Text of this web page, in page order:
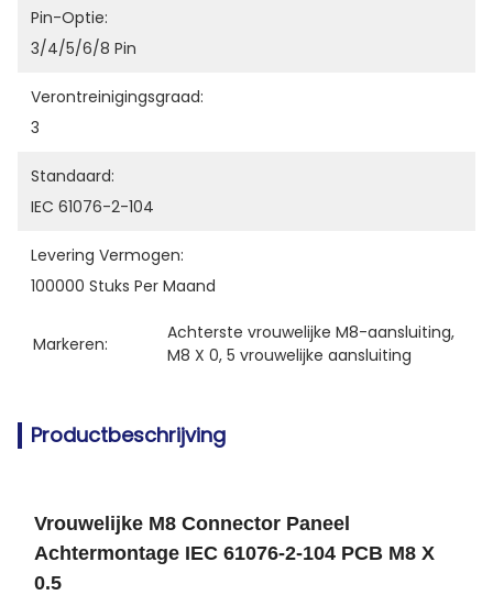
Pin-Optie:
3/4/5/6/8 Pin
Verontreinigingsgraad:
3
Standaard:
IEC 61076-2-104
Levering Vermogen:
100000 Stuks Per Maand
Markeren:
Achterste vrouwelijke M8-aansluiting,
M8 X 0, 5 vrouwelijke aansluiting
Productbeschrijving
Vrouwelijke M8 Connector Paneel
Achtermontage IEC 61076-2-104 PCB M8 X
0.5